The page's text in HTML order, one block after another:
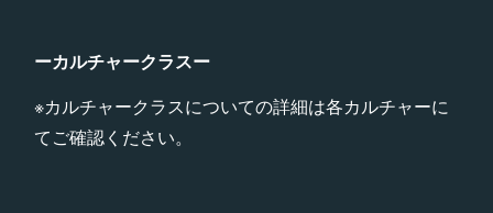
ーカルチャークラスー
※カルチャークラスについての詳細は各カルチャーに
てご確認ください。